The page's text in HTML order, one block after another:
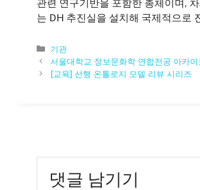
관련 연구기반을 포함한 총체이며,
는 DH 추진실을 설치해 국제적으로
카
테
고
기관
서울대학교 정보문화학 연합전공 아카
[교육] 선행 온톨로지 모델 리뷰 시리즈
댓글 남기기